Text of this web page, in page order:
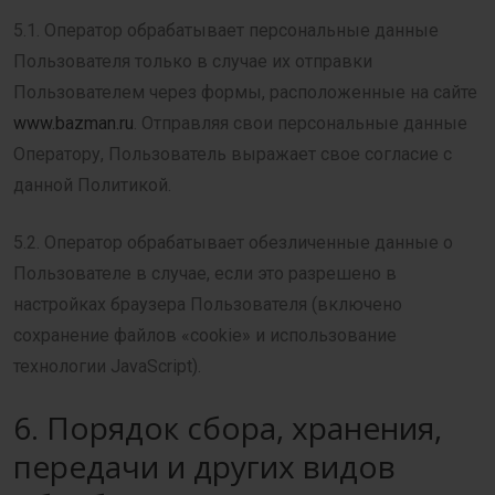
5.1. Оператор обрабатывает персональные данные
Пользователя только в случае их отправки
Пользователем через формы, расположенные на сайте
www.bazman.ru. Отправляя свои персональные данные
Оператору, Пользователь выражает свое согласие с
данной Политикой.
5.2. Оператор обрабатывает обезличенные данные о
Пользователе в случае, если это разрешено в
настройках браузера Пользователя (включено
сохранение файлов «cookie» и использование
технологии JavaScript).
6. Порядок сбора, хранения,
передачи и других видов